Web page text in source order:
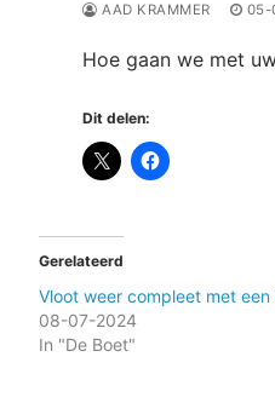
AAD KRAMMER 05-
Hoe gaan we met
Dit delen:
Gerelateerd
Vloot weer compleet met een
08-07-2024
In "De Boet"